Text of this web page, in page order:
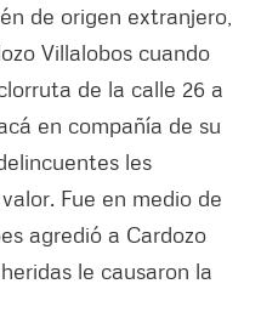
de origen extranjero,
Villalobos cuando
de la calle 26 a
en compañía de su
les
Fue en medio de
agredió a Cardozo
le causaron la